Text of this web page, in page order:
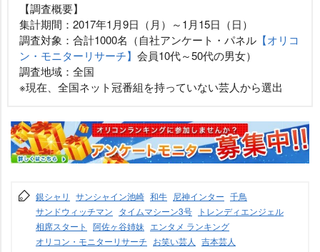
【調査概要】
集計期間：2017年1月9日（月）～1月15日（日）
調査対象：合計1000名（自社アンケート・パネル 【オリコ
ン・モニターリサーチ】 会員10代～50代の男女）
調査地域：全国
※現在、全国ネット冠番組を持っていない芸人から選出
銀シャリ サンシャイン池崎 和牛 尼神インター 千鳥
サンドウィッチマン タイムマシーン3号
トレンディエンジェル
相席スタート
阿佐ヶ谷姉妹 エンタメ ランキング
オリコン・モニターリサーチ お笑い芸人 吉本芸人